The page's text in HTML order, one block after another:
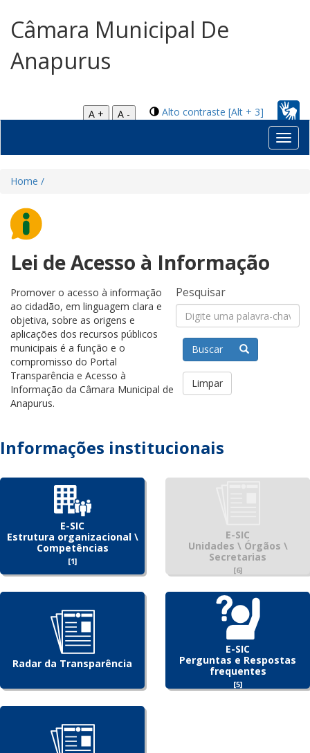
Câmara Municipal De
Anapurus
Alto contraste [Alt + 3]
A +
A -
Home /
Lei de Acesso à Informação
Pesquisar
Buscar
Limpar
Promover o acesso à informação
ao cidadão, em linguagem clara e
objetiva, sobre as origens e
aplicações dos recursos públicos
municipais é a função e o
compromisso do Portal
Transparência e Acesso à
Informação da Câmara Municipal de
Anapurus.
Informações institucionais
E-SIC
Estrutura organizacional \
Competências
[1]
E-SIC
Unidades \ Órgãos \
Secretarias
[6]
Radar da Transparência
E-SIC
Perguntas e Respostas
frequentes
[5]